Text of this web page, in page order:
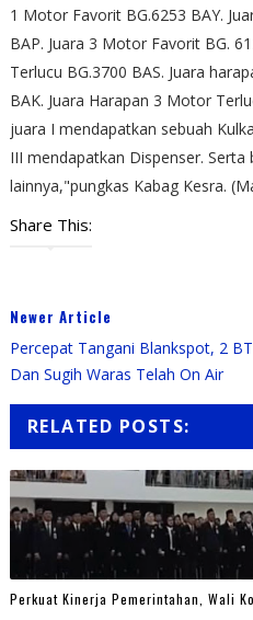
1 Motor Favorit BG.6253 BAY.
BAP. Juara 3 Motor Favorit BG.
Terlucu BG.3700 BAS. Juara
BAK. Juara Harapan 3 Motor
juara I mendapatkan sebuah
III mendapatkan Dispenser. Serta
lainnya,"pungkas Kabag Kesra.
Share This:
Newer Article
Percepat Tangani Blankspot, 2
Dan Sugih Waras Telah On Air
RELATED POSTS:
Perkuat Kinerja Pemerintahan, Wali